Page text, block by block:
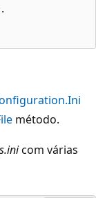
método.
com várias